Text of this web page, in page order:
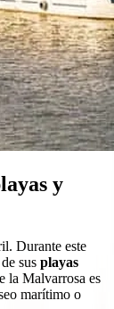
y
Durante este
sus playas
la Malvarrosa es
marítimo o